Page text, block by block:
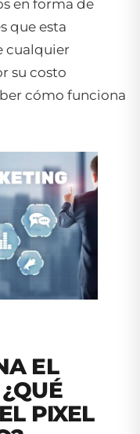
en forma de
que esta
cualquier
su costo
cómo funciona
EL
PIXEL